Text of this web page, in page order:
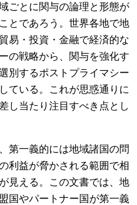
ごとに関与の論理と形態が
とであろう。世界各地で地
易・投資・金融で経済的な
の戦略から、関与を強化す
別するポストプライマシー
ている。これが思惑通りに
し当たり注目すべき点とし
第一義的には地域諸国の問
利益が脅かされる範囲で相
見える。この文書では、地
国やパートナー国が第一義